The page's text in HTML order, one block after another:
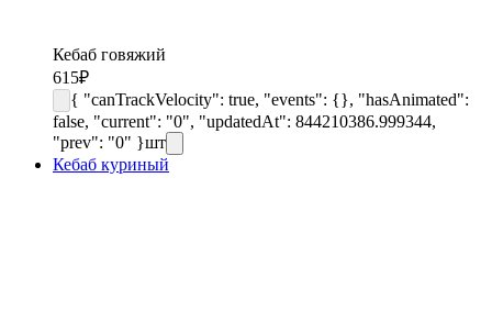
Кебаб говяжий
615₽
{ "canTrackVelocity": true, "events": {}, "hasAnimated":
false, "current": "0", "updatedAt": 844210386.999344,
"prev": "0" }шт
Кебаб куриный